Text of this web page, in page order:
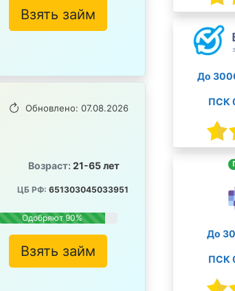
Взять займ
Обновлено: 07.08.2026
Возраст: 21-65 лет
ЦБ РФ: 651303045033951
Одобряют 90%
Взять займ
До
ПСК
До
ПСК